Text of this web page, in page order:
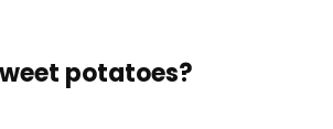
potatoes?